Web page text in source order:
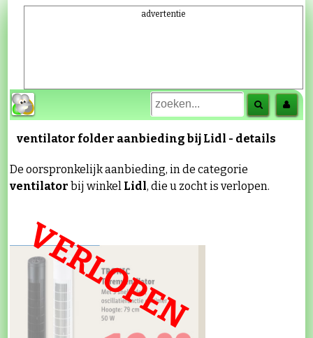
advertentie
ventilator folder aanbieding bij Lidl - details
De oorspronkelijk aanbieding, in de categorie
ventilator bij winkel Lidl, die u zocht is verlopen.
VERLOPEN